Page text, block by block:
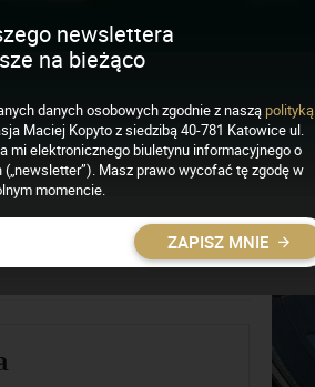
tarczy (lub kół zębatych)
newslettera
na bieżąco
danych osobowych zgodnie z naszą polityką
Maciej Kopyto z siedzibą 40-781 Katowice ul.
mi elektronicznego biuletynu informacyjnego o
Masz prawo wycofać tę zgodę w
momencie.
ZAPISZ MNIE